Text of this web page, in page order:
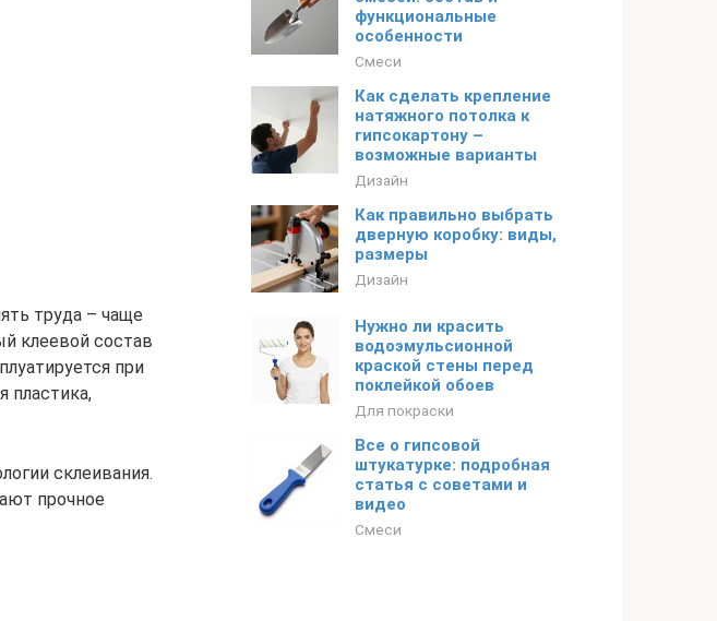
труда – чаще
клеевой состав
при
пластика,
склеивания.
прочное
функциональные
особенности
Смеси
Как сделать крепление
натяжного потолка к
гипсокартону –
возможные варианты
Дизайн
Как правильно выбрать
дверную коробку: виды,
размеры
Дизайн
Нужно ли красить
водоэмульсионной
краской стены перед
поклейкой обоев
Для покраски
Все о гипсовой
штукатурке: подробная
статья с советами и
видео
Смеси